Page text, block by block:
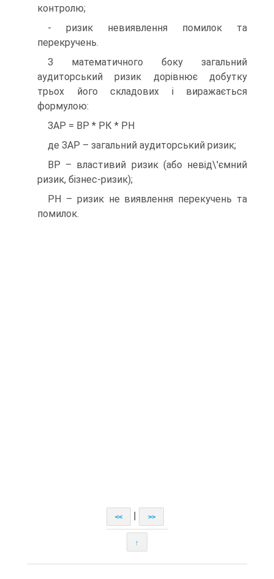
контролю;
- ризик невиявлення помилок та
перекручень.
З математичного боку загальний
аудиторський ризик дорівнює добутку
трьох його складових і виражається
формулою:
ЗАР = ВР * РК * РН
де ЗАР – загальний аудиторський ризик;
ВР – властивий ризик (або невід\'ємний
ризик, бізнес-ризик);
РН – ризик не виявлення перекучень та
помилок.
<< >>
↑